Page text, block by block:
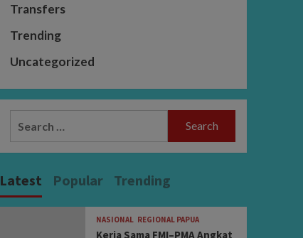
Transfers
Trending
Uncategorized
Latest Popular Trending
NASIONAL REGIONAL PAPUA
Kerja Sama FMI–PMA Angkat